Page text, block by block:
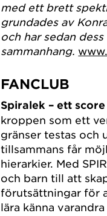
med ett brett
grundades av
och har sedan
sammanhang.
FANCLUB
Spiralek – ett
kroppen som ett
gränser testas och
tillsammans får
hierarkier. Med
och barn till att
förutsättningar för
lära känna